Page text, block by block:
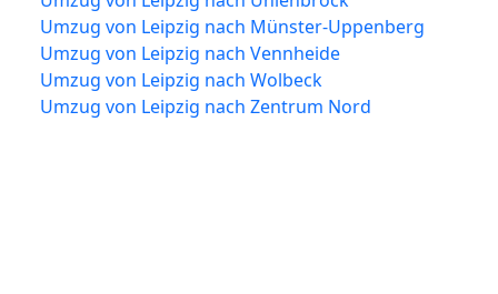
Umzug von Leipzig nach Münster-Uppenberg
Umzug von Leipzig nach Vennheide
Umzug von Leipzig nach Wolbeck
Umzug von Leipzig nach Zentrum Nord